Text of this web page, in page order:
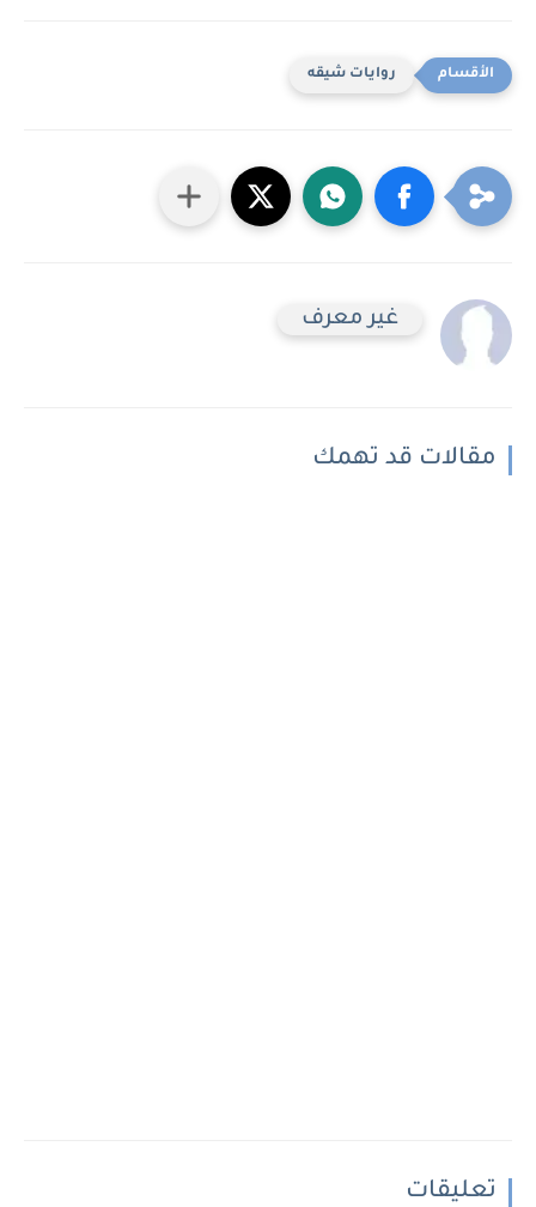
روايات شيقه
غير معرف
مقالات قد تهمك
تعليقات